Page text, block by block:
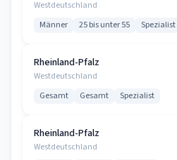
Westdeutschland
Männer 25 bis unter 55 Spezialist
Rheinland-Pfalz
Westdeutschland
Gesamt Gesamt Spezialist
Rheinland-Pfalz
Westdeutschland